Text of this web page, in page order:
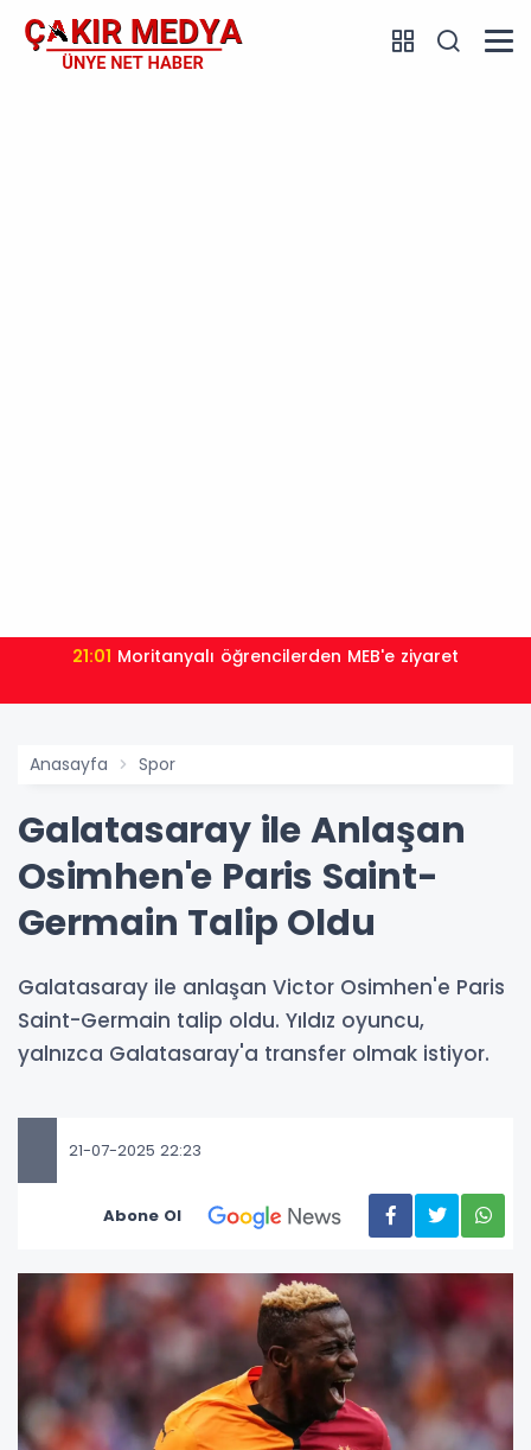
21:01 Moritanyalı öğrencilerden MEB'e ziyaret
Anasayfa Spor
Galatasaray ile Anlaşan
Osimhen'e Paris Saint-
Germain Talip Oldu
Galatasaray ile anlaşan Victor Osimhen'e Paris
Saint-Germain talip oldu. Yıldız oyuncu,
yalnızca Galatasaray'a transfer olmak istiyor.
21-07-2025 22:23
Abone Ol